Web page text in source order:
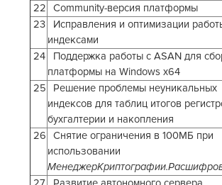
22 Community-версия платформы
23
Исправления и оптимизации
индексами
24
Поддержка работы с ASAN для
платформы на Windows x64
25
Решение проблемы неуникальных
индексов для таблиц итогов
бухгалтерии и накопления
26
Снятие ограничения в 100МБ при
использовании